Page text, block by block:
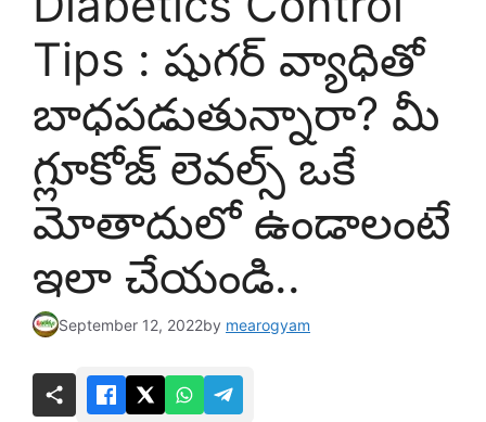
Tips : షుగర్ వ్యాధితో
బాధపడుతున్నారా? మీ
గ్లూకోజ్ లెవల్స్ ఒకే
మోతాదులో ఉండాలంటే
ఇలా చేయండి..
September 12, 2022by mearogyam